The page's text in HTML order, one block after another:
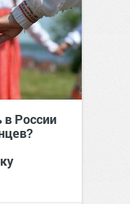
в России